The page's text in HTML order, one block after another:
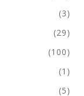
(3)
(29)
(100)
(1)
(5)